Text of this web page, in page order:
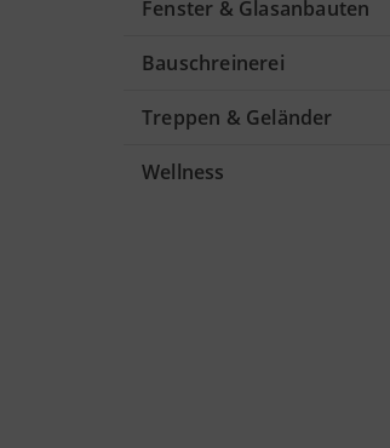
Fenster & Glasanbauten
Bauschreinerei
Treppen & Geländer
Wellness